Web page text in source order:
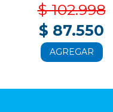
$ 102.998
$ 87.550
AGREGAR